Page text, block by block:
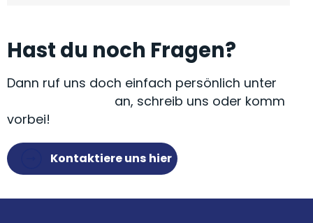
Hast du noch Fragen?
Dann ruf uns doch einfach persönlich unter
an, schreib uns oder komm
vorbei!
Kontaktiere uns hier